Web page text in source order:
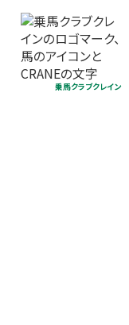
乗馬クラブクレイン